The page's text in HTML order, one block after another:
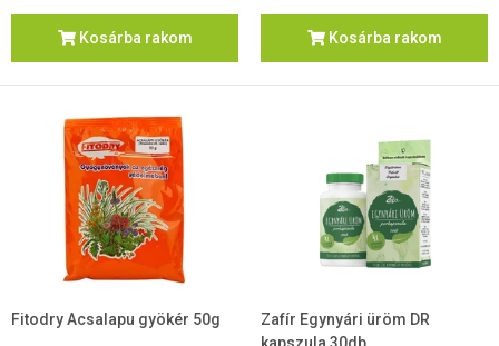
Kosárba rakom Kosárba rakom
Fitodry Acsalapu gyökér 50g
Zafír Egynyári üröm DR